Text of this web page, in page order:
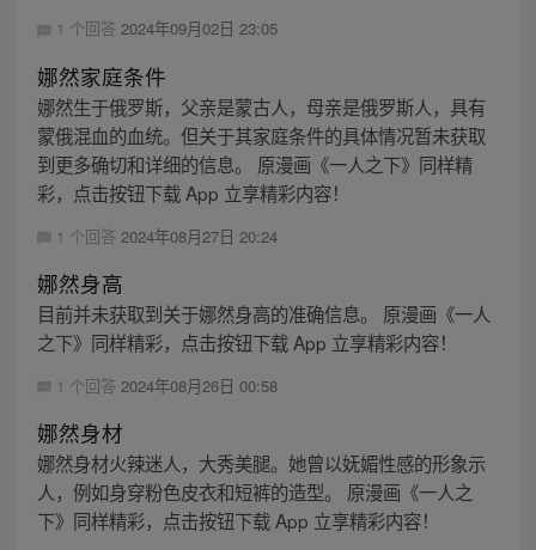
1 个回答 2024年09月02日 23:05
娜然家庭条件
娜然生于俄罗斯，父亲是蒙古人，母亲是俄罗斯人，具有
蒙俄混血的血统。但关于其家庭条件的具体情况暂未获取
到更多确切和详细的信息。 原漫画《一人之下》同样精
彩，点击按钮下载 App 立享精彩内容！
1 个回答 2024年08月27日 20:24
娜然身高
目前并未获取到关于娜然身高的准确信息。 原漫画《一人
之下》同样精彩，点击按钮下载 App 立享精彩内容！
1 个回答 2024年08月26日 00:58
娜然身材
娜然身材火辣迷人，大秀美腿。她曾以妩媚性感的形象示
人，例如身穿粉色皮衣和短裤的造型。 原漫画《一人之
下》同样精彩，点击按钮下载 App 立享精彩内容！